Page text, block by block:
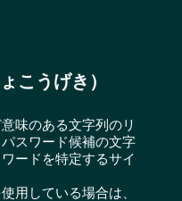
こうげき）
味のある文字列のリ
スワード候補の文字
ードを特定するサイ
用している場合は、